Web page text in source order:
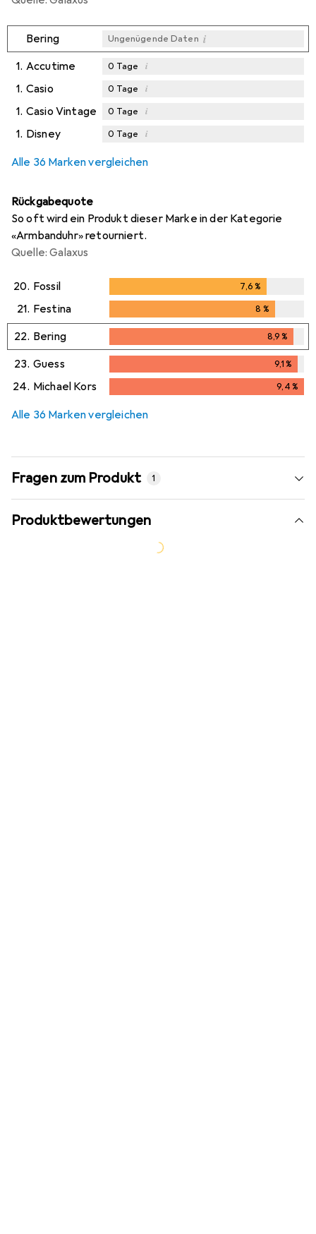
Bering Ungenügende Daten i
1. Accutime 0 Tage i
1. Casio 0 Tage i
1. Casio Vintage 0 Tage i
1. Disney 0 Tage i
Alle 36 Marken vergleichen
Rückgabequote
So oft wird ein Produkt dieser Marke in der Kategorie
«Armbanduhr» retourniert.
Quelle: Galaxus
20. Fossil 7,6%
21. Festina 8 %
22. Bering 8,9%
8,9%
23. Guess 9,1%
9,1%
24. Michael Kors 9,4%
Alle 36 Marken vergleichen
Fragen zum Produkt 1
Produktbewertungen